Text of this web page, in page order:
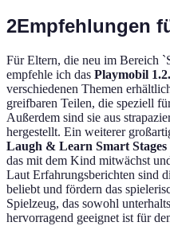
2Empfehlungen
Für Eltern, die neu im Bereich
empfehle ich das Playmobil
verschiedenen Themen
greifbaren Teilen, die speziell
Außerdem sind sie aus
hergestellt. Ein weiterer
Laugh & Learn Smart
das mit dem Kind mitwächst
Laut Erfahrungsberichten sind
beliebt und fördern das
Spielzeug, das sowohl
hervorragend geeignet ist für